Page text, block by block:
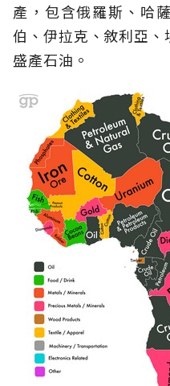
產，包含俄羅斯、哈
伯、伊拉克、敘利亞
盛產石油。